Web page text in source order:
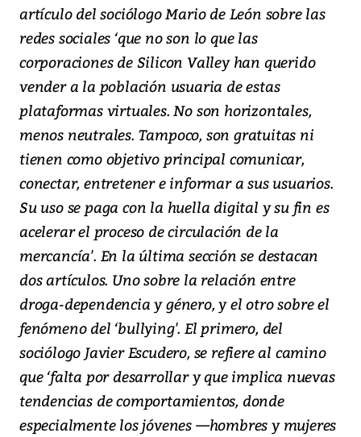
artículo del sociólogo Mario de León sobre las
redes sociales ‘que no son lo que las
corporaciones de Silicon Valley han querido
vender a la población usuaria de estas
plataformas virtuales. No son horizontales,
menos neutrales. Tampoco, son gratuitas ni
tienen como objetivo principal comunicar,
conectar, entretener e informar a sus usuarios.
Su uso se paga con la huella digital y su fin es
acelerar el proceso de circulación de la
mercancía'. En la última sección se destacan
dos artículos. Uno sobre la relación entre
droga-dependencia y género, y el otro sobre el
fenómeno del ‘bullying'. El primero, del
sociólogo Javier Escudero, se refiere al camino
que ‘falta por desarrollar y que implica nuevas
tendencias de comportamientos, donde
especialmente los jóvenes —hombres y mujeres